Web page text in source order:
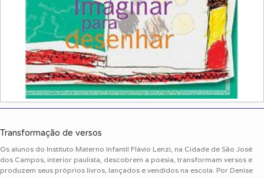
Transformação de versos
Os alunos do Instituto Materno Infantil Flávio Lenzi, na Cidade de São José
dos Campos, interior paulista, descobrem a poesia, transformam versos e
produzem seus próprios livros, lançados e vendidos na escola. Por Denise